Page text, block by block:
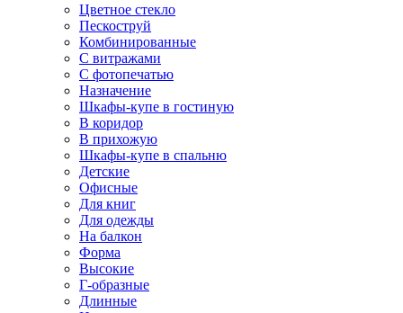
Цветное стекло
Пескоструй
Комбинированные
С витражами
С фотопечатью
Назначение
Шкафы-купе в гостиную
В коридор
В прихожую
Шкафы-купе в спальню
Детские
Офисные
Для книг
Для одежды
На балкон
Форма
Высокие
Г-образные
Длинные